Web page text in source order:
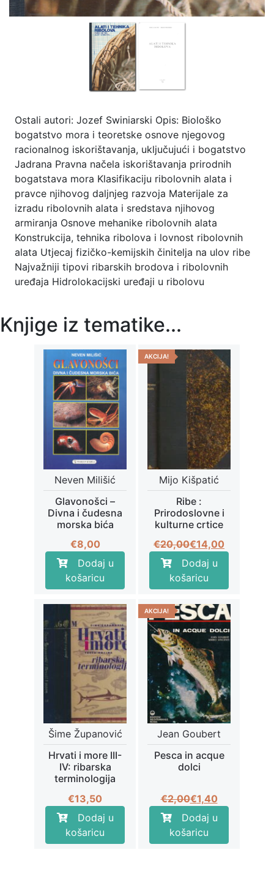
Ostali autori: Jozef Swiniarski Opis: Biološko
bogatstvo mora i teoretske osnove njegovog
racionalnog iskorištavanja, uključujući i bogatstvo
Jadrana Pravna načela iskorištavanja prirodnih
bogatstava mora Klasifikaciju ribolovnih alata i
pravce njihovog daljnjeg razvoja Materijale za
izradu ribolovnih alata i sredstava njihovog
armiranja Osnove mehanike ribolovnih alata
Konstrukcija, tehnika ribolova i lovnost ribolovnih
alata Utjecaj fizičko-kemijskih činitelja na ulov ribe
Najvažniji tipovi ribarskih brodova i ribolovnih
uređaja Hidrolokacijski uređaji u ribolovu
Knjige iz tematike...
Neven Milišić
Glavonošci –
Divna i čudesna
morska bića
€8,00
Dodaj u
košaricu
AKCIJA!
Mijo Kišpatić
Ribe :
Prirodoslovne i
kulturne crtice
€20,00Izvorna
cijena
bila
je:
€20,00.
€14,00
Trenutna
cijena
je:
€14,00.
Dodaj u
košaricu
Šime Županović
Hrvati i more III-
IV: ribarska
terminologija
€13,50
Dodaj u
košaricu
AKCIJA!
Jean Goubert
Pesca in acque
dolci
€2,00Izvorna
cijena
bila
je:
€1,40
Trenutna
cijena
je:
€1,40.
Dodaj u
košaricu